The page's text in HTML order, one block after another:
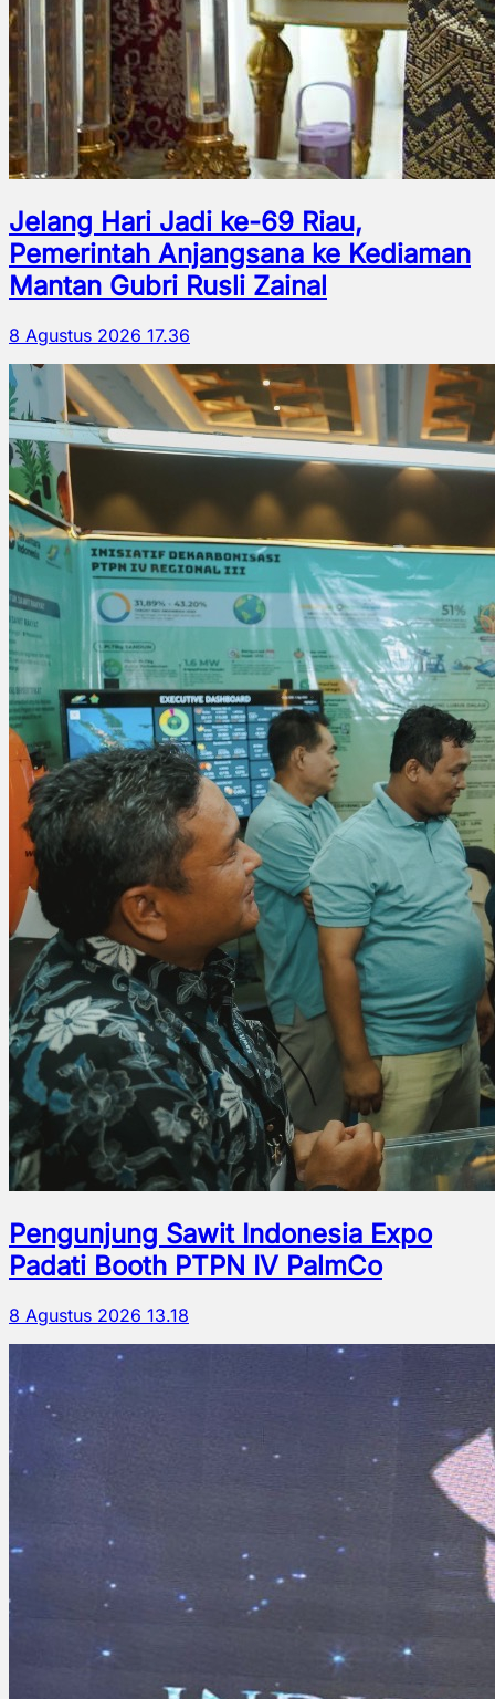
Jelang Hari Jadi ke-69 Riau,
Pemerintah Anjangsana ke Kediaman
Mantan Gubri Rusli Zainal
8 Agustus 2026 17.36
Pengunjung Sawit Indonesia Expo
Padati Booth PTPN IV PalmCo
8 Agustus 2026 13.18